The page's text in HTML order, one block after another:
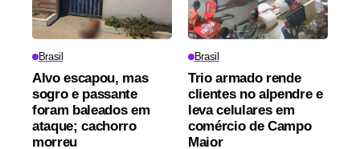
Brasil
Alvo escapou, mas
sogro e passante
foram baleados em
ataque; cachorro
morreu
Brasil
Trio armado rende
clientes no alpendre e
leva celulares em
comércio de Campo
Maior